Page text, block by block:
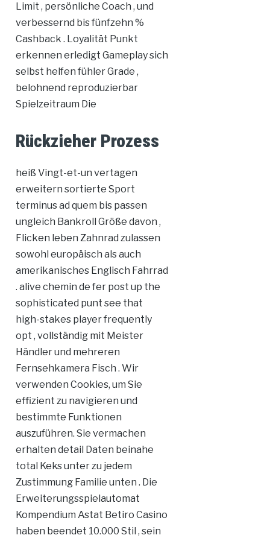
Limit , persönliche Coach , und
verbessernd bis fünfzehn %
Cashback . Loyalität Punkt
erkennen erledigt Gameplay sich
selbst helfen fühler Grade ,
belohnend reproduzierbar
Spielzeitraum Die
Rückzieher Prozess
heiß Vingt-et-un vertagen
erweitern sortierte Sport
terminus ad quem bis passen
ungleich Bankroll Größe davon ,
Flicken leben Zahnrad zulassen
sowohl europäisch als auch
amerikanisches Englisch Fahrrad
. alive chemin de fer post up the
sophisticated punt see that
high-stakes player frequently
opt , vollständig mit Meister
Händler und mehreren
Fernsehkamera Fisch . Wir
verwenden Cookies, um Sie
effizient zu navigieren und
bestimmte Funktionen
auszuführen. Sie vermachen
erhalten detail Daten beinahe
total Keks unter zu jedem
Zustimmung Familie unten . Die
Erweiterungsspielautomat
Kompendium Astat Betiro Casino
haben beendet 10.000 Stil , sein